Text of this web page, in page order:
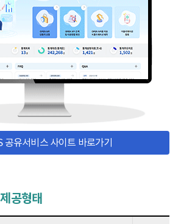
공유서비스 사이트 바로가기
공형태